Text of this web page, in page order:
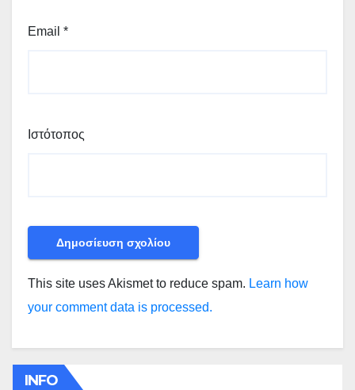
Email *
Ιστότοπος
This site uses Akismet to reduce spam. Learn how
your comment data is processed.
INFO